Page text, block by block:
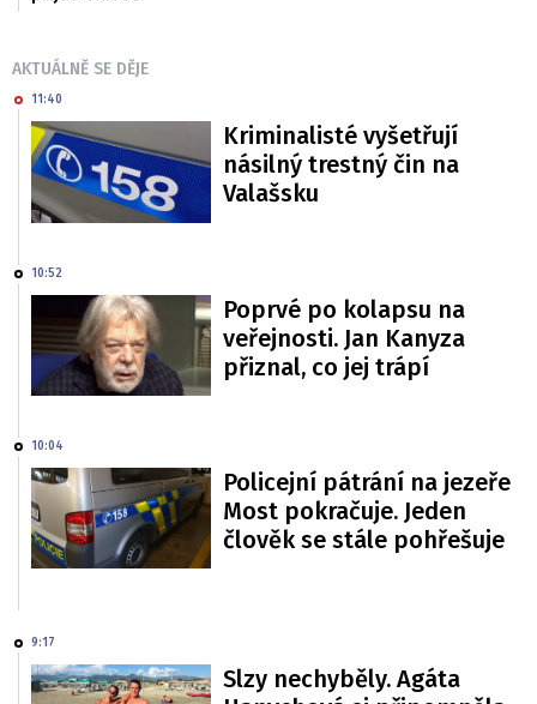
AKTUÁLNĚ SE DĚJE
11:40
Kriminalisté vyšetřují
násilný trestný čin na
Valašsku
10:52
Poprvé po kolapsu na
veřejnosti. Jan Kanyza
přiznal, co jej trápí
10:04
Policejní pátrání na jezeře
Most pokračuje. Jeden
člověk se stále pohřešuje
9:17
Slzy nechyběly. Agáta